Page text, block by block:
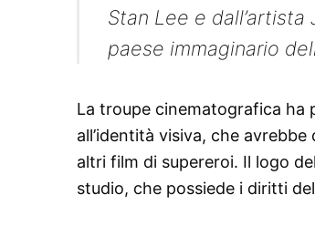
Stan Lee e
paese immaginario
La troupe cinematografica ha
all’identità visiva, che
altri film di supereroi. Il logo
studio, che possiede i diritti